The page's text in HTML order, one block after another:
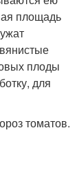
площадь
плоды
для
томатов.